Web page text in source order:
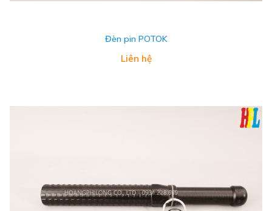
Đèn pin POTOK
Liên hệ